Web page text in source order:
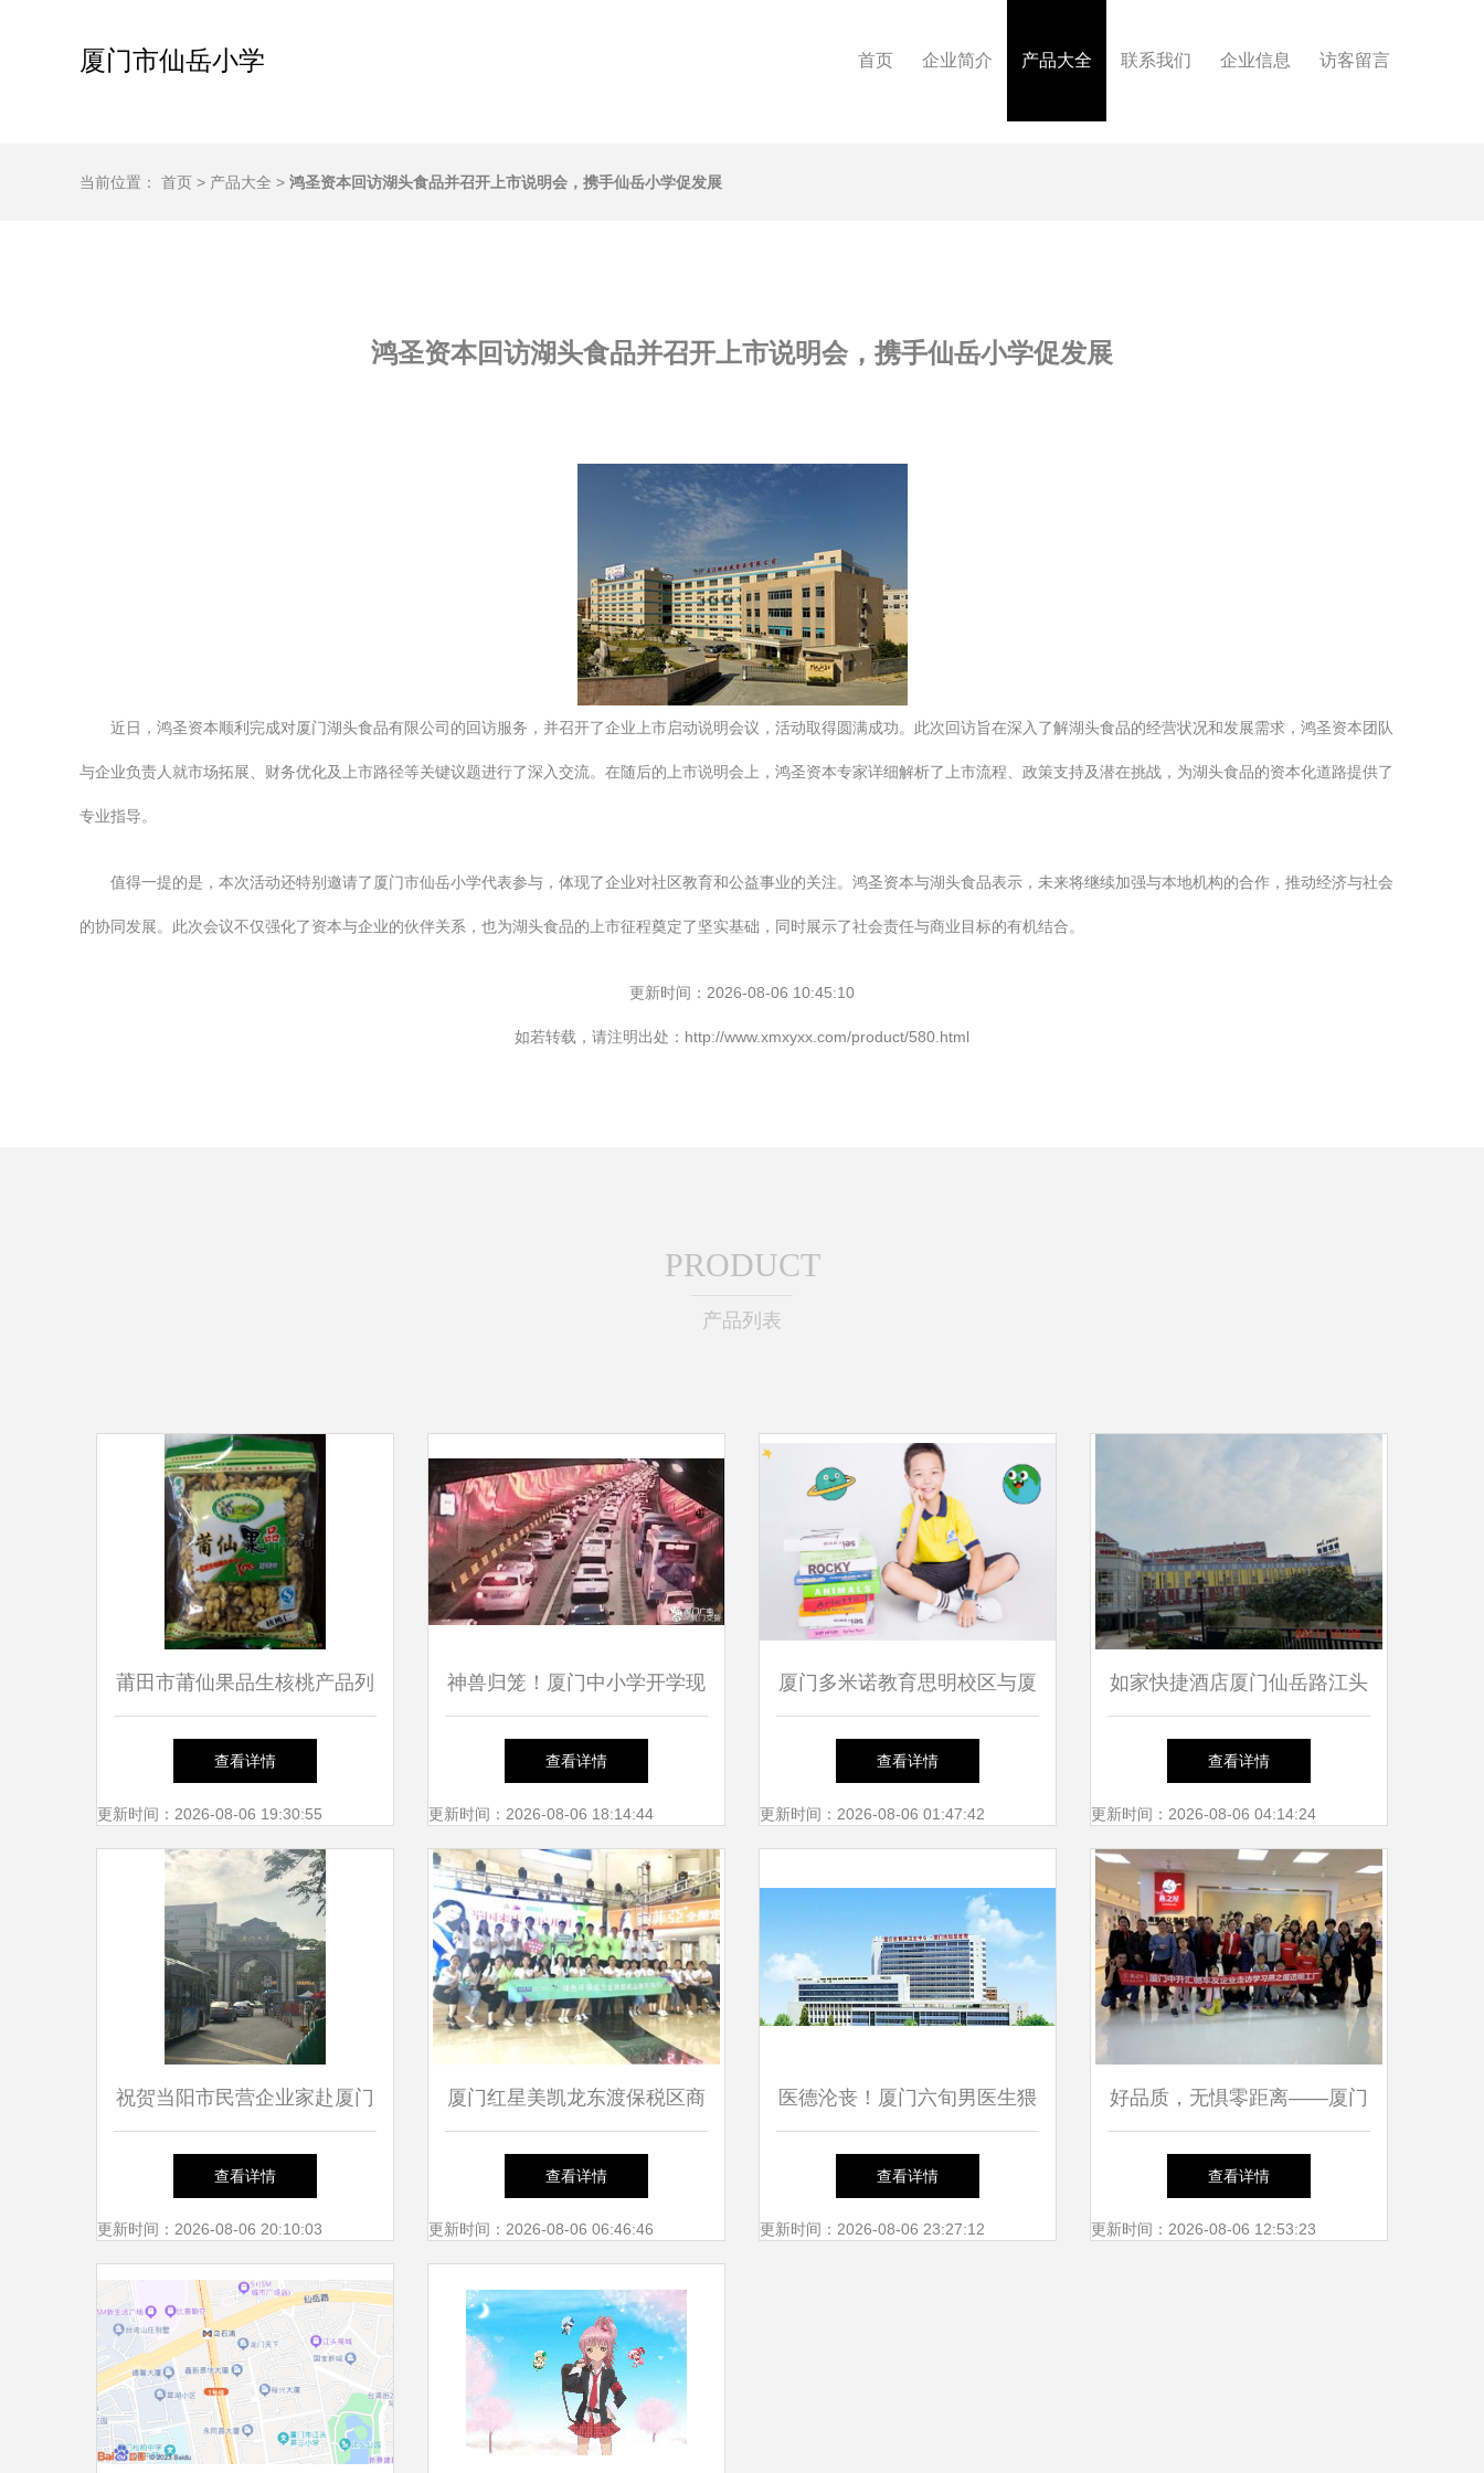
厦门市仙岳小学 首页 企业简介 产品大全 联系我们 企业信息 访客留言
当前位置： 首页 > 产品大全 > 鸿圣资本回访湖头食品并召开上市说明会，携手仙岳小学促发展
鸿圣资本回访湖头食品并召开上市说明会，携手仙岳小学促发展
近日，鸿圣资本顺利完成对厦门湖头食品有限公司的回访服务，并召开了企业上市启动说明会议，活动取得圆满成功。此次回访旨在深入了解湖头食品的经营状况和发展需求，鸿圣资本团队
与企业负责人就市场拓展、财务优化及上市路径等关键议题进行了深入交流。在随后的上市说明会上，鸿圣资本专家详细解析了上市流程、政策支持及潜在挑战，为湖头食品的资本化道路提供了
专业指导。
值得一提的是，本次活动还特别邀请了厦门市仙岳小学代表参与，体现了企业对社区教育和公益事业的关注。鸿圣资本与湖头食品表示，未来将继续加强与本地机构的合作，推动经济与社会
的协同发展。此次会议不仅强化了资本与企业的伙伴关系，也为湖头食品的上市征程奠定了坚实基础，同时展示了社会责任与商业目标的有机结合。
更新时间：2026-08-06 10:45:10
如若转载，请注明出处：http://www.xmxyxx.com/product/580.html
PRODUCT
产品列表
莆田市莆仙果品生核桃产品列
表与厦门市仙岳小学的健康食
育之旅
查看详情
更新时间：2026-08-06 19:30:55
神兽归笼！厦门中小学开学现
场直击——厦门市仙岳小学开
学活动亮点纷呈
查看详情
更新时间：2026-08-06 18:14:44
厦门多米诺教育思明校区与厦
门市仙岳小学 优质教育资源
的融合与发展
查看详情
更新时间：2026-08-06 01:47:42
如家快捷酒店厦门仙岳路江头
店 便捷舒适的家外之家
查看详情
更新时间：2026-08-06 04:14:24
祝贺当阳市民营企业家赴厦门
大学学成归来，推动饼干产业
创新升级
查看详情
更新时间：2026-08-06 20:10:03
厦门红星美凯龙东渡保税区商
场之金牌工厂环保行 与厦门
市仙岳小学共建绿色未来
查看详情
更新时间：2026-08-06 06:46:46
医德沦丧！厦门六旬男医生猥
亵体检女患者仅被拘留五日引
发公愤
查看详情
更新时间：2026-08-06 23:27:12
好品质，无惧零距离——厦门
中升汇驰车友俱乐部走进燕之
屋透明工厂，携手厦门市仙岳
查看详情
更新时间：2026-08-06 12:53:23